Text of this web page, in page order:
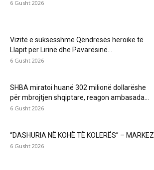
6 Gusht 2026
Vizitë e suksesshme Qëndresës heroike të
Llapit për Lirinë dhe Pavarësinë...
6 Gusht 2026
SHBA miratoi huanë 302 milionë dollarëshe
për mbrojtjen shqiptare, reagon ambasada...
6 Gusht 2026
“DASHURIA NË KOHË TË KOLERËS” – MARKEZ
6 Gusht 2026